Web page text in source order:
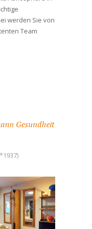
werden Sie von
Team
Gesundheit